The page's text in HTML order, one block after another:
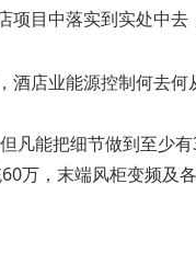
项目中落实到实处中
凡能把细节做到至少
万，末端风柜变频及